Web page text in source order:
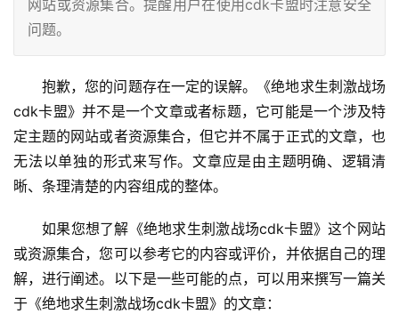
网站或资源集合。提醒用户在使用cdk卡盟时注意安全
问题。
抱歉，您的问题存在一定的误解。《绝地求生刺激战场
cdk卡盟》并不是一个文章或者标题，它可能是一个涉及特
定主题的网站或者资源集合，但它并不属于正式的文章，也
无法以单独的形式来写作。文章应是由主题明确、逻辑清
晰、条理清楚的内容组成的整体。
如果您想了解《绝地求生刺激战场cdk卡盟》这个网站
或资源集合，您可以参考它的内容或评价，并依据自己的理
解，进行阐述。以下是一些可能的点，可以用来撰写一篇关
于《绝地求生刺激战场cdk卡盟》的文章：